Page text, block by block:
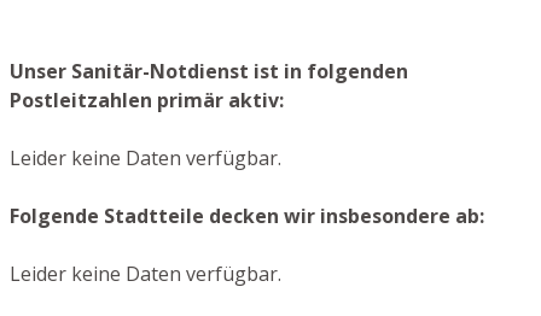
Unser Sanitär-Notdienst ist in folgenden
Postleitzahlen primär aktiv:
Leider keine Daten verfügbar.
Folgende Stadtteile decken wir insbesondere ab:
Leider keine Daten verfügbar.